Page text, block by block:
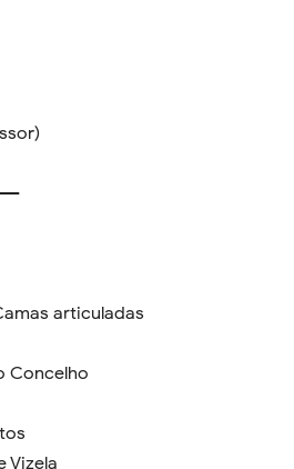
articuladas
Concelho
Vizela